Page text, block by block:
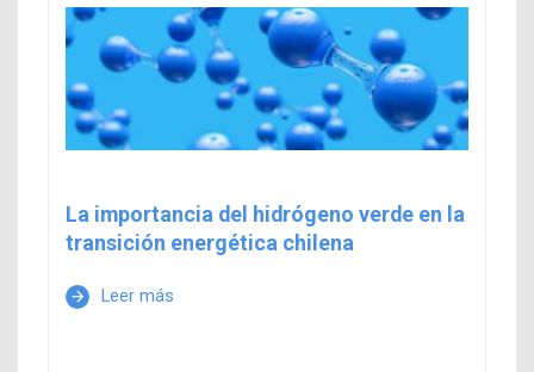
La importancia del hidrógeno verde en la
transición energética chilena
arrow_forward Leer más